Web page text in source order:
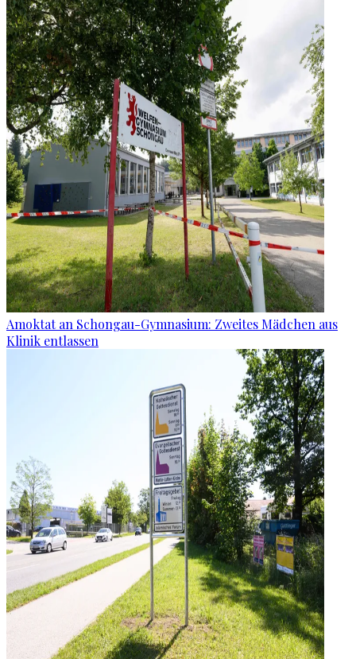
Amoktat an Schongau-Gymnasium: Zweites Mädchen aus
Klinik entlassen